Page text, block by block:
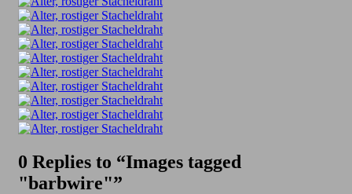
0 Replies to “Images tagged
"barbwire"”